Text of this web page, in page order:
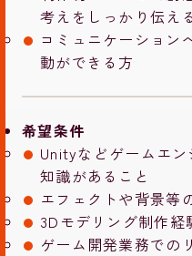
考えをしっかり伝え
コミュニケーション
動ができる方
希望条件
Unityなどゲームエン
知識があること
エフェクトや背景等
3Dモデリング制作経
ゲーム開発業務での